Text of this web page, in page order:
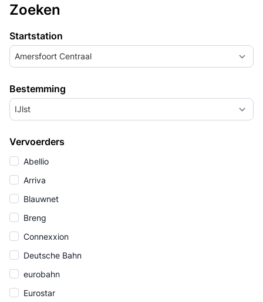
Zoeken
Startstation
Amersfoort Centraal
Bestemming
IJlst
Vervoerders
Abellio
Arriva
Blauwnet
Breng
Connexxion
Deutsche Bahn
eurobahn
Eurostar